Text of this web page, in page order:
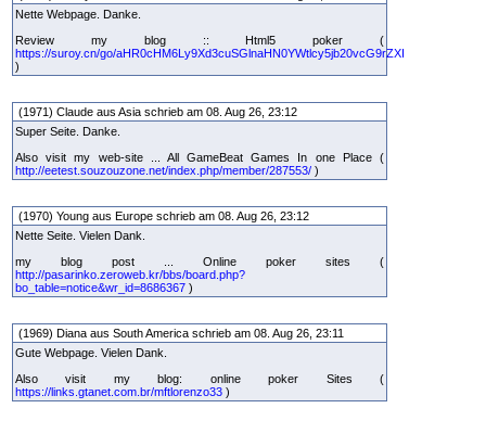
Nette Webpage. Danke.
Review my blog :: Html5 poker (
https://suroy.cn/go/aHR0cHM6Ly9Xd3cuSGlnaHN0YWtlcy5jb20vcG9rZXI
)
(1971) Claude aus Asia schrieb am 08. Aug 26, 23:12
Super Seite. Danke.
Also visit my web-site ... All GameBeat Games In one Place (
http://eetest.souzouzone.net/index.php/member/287553/ )
(1970) Young aus Europe schrieb am 08. Aug 26, 23:12
Nette Seite. Vielen Dank.
my blog post ... Online poker sites (
http://pasarinko.zeroweb.kr/bbs/board.php?
bo_table=notice&wr_id=8686367 )
(1969) Diana aus South America schrieb am 08. Aug 26, 23:11
Gute Webpage. Vielen Dank.
Also visit my blog: online poker Sites (
https://links.gtanet.com.br/mftlorenzo33 )